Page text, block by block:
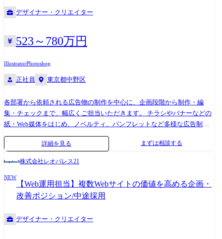
デザイナー・クリエイター
523～780万円
IllustratorPhotoshop
正社員 東京都中野区
各部署から依頼される広告物の制作を中心に、企画段階から制作・編
集・チェックまで、幅広くご担当いただきます。 チラシやバナーなどの
紙・Web媒体をはじめ、ノベルティ、パンフレットなど多様な広告制作
を通じて、社内外への情報発信・ブランド価値向上に貢献いただくポジ
ションです。 単なるデザイン制作に留まらず、「誰に・何を・どのよう
携しながら、事業・ブランドの理解を深め、広告物を通じた価値発信の
質を高めていくことがミッションです。 【主な業務内容】 ・各部署から
依頼される広告物の制作・編集 ※チラシ、バナー、ノベルティ、Web
制作が中心となります。 ・パンフレット等の制作進行・スケジュール管
詳細を見る まずは相談する
株式会社レオパレス21
NEW
【Web運用担当】複数Webサイトの価値を高める企画・
改善ポジション/中途採用
デザイナー・クリエイター